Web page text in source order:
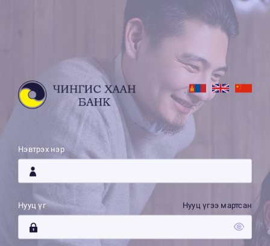
Нэвтрэх нэр
Нууц үг Нууц үгээ мартсан